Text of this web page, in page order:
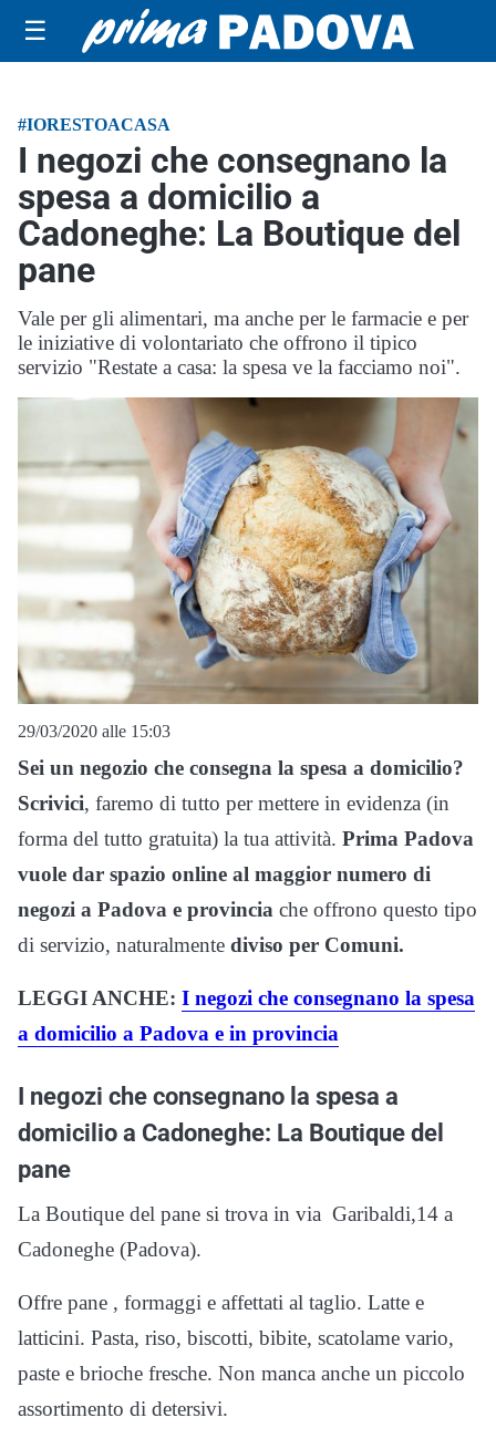
☰
#IORESTOACASA
I negozi che consegnano la
spesa a domicilio a
Cadoneghe: La Boutique del
pane
Vale per gli alimentari, ma anche per le farmacie e per
le iniziative di volontariato che offrono il tipico
servizio "Restate a casa: la spesa ve la facciamo noi".
29/03/2020 alle 15:03
Sei un negozio che consegna la spesa a domicilio?
Scrivici, faremo di tutto per mettere in evidenza (in
forma del tutto gratuita) la tua attività. Prima Padova
vuole dar spazio online al maggior numero di
negozi a Padova e provincia che offrono questo tipo
di servizio, naturalmente diviso per Comuni.
LEGGI ANCHE: I negozi che consegnano la spesa
a domicilio a Padova e in provincia
I negozi che consegnano la spesa a
domicilio a Cadoneghe: La Boutique del
pane
La Boutique del pane si trova in via Garibaldi,14 a
Cadoneghe (Padova).
Offre pane , formaggi e affettati al taglio. Latte e
latticini. Pasta, riso, biscotti, bibite, scatolame vario,
paste e brioche fresche. Non manca anche un piccolo
assortimento di detersivi.